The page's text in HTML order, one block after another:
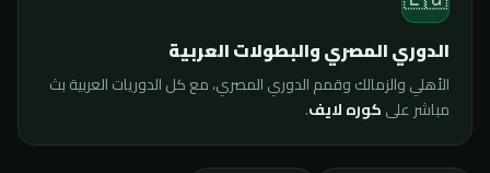
الدوري المصري والبطولات العربية
الأهلي والزمالك وقمم الدوري المصري، مع كل الدوريات العربية بث
مباشر علىكوره لايف.